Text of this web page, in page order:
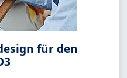
für den